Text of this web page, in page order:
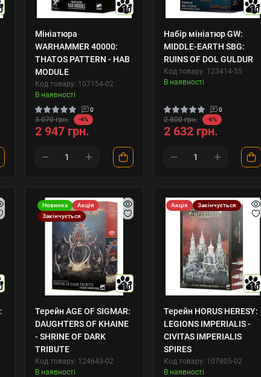
10
Мініатюра
WARHAMMER 40000:
THATOS PATTERN - HAB
MODULE
Код товару: 107154-02
В наявності
0
3 070 грн. -4%
2 947 грн.
10
Набір мініатюр GW:
MIDDLE-EARTH SBG:
RUINS OF DOL GULDUR
Код товару: 123414-55
В наявності
0
2 800 грн. -6%
2 632 грн.
Новинка
Акція
Закінчується
10
Терейн AGE OF SIGMAR:
DAUGHTERS OF KHAINE
- SHRINE OF DARK
TRIBUTE
Код товару: 124643-02
В наявності
Акція Закінчується
10
Терейн HORUS HERESY:
LEGIONS IMPERIALIS -
CIVITAS IMPERIALIS
SPIRES
Код товару: 107805-02
В наявності